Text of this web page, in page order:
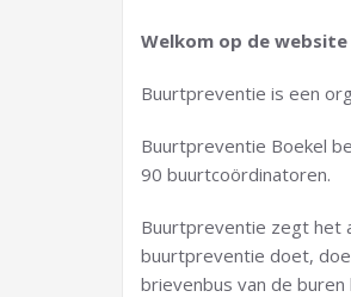
Welkom op de
Buurtpreventie is een
Buurtpreventie Boekel
90 buurtcoördinatoren.
Buurtpreventie zegt het
buurtpreventie doet,
brievenbus van de